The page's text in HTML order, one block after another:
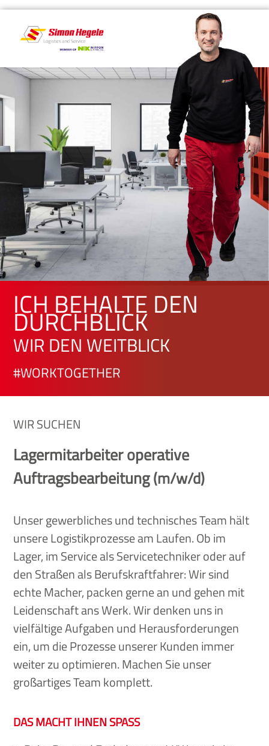
ICH BEHALTE DEN
DURCHBLICK
WIR DEN WEITBLICK
#WORKTOGETHER
WIR SUCHEN
Lagermitarbeiter operative
Auftragsbearbeitung(m/w/d)
Unser gewerbliches und technisches Team hält
unsere Logistikprozesse am Laufen. Ob im
Lager, im Service als Servicetechniker oder auf
den Straßen als Berufskraftfahrer: Wir sind
echte Macher, packen gerne an und gehen mit
Leidenschaft ans Werk. Wir denken uns in
vielfältige Aufgaben und Herausforderungen
ein, um die Prozesse unserer Kunden immer
weiter zu optimieren. Machen Sie unser
großartiges Team komplett.
DAS MACHT IHNEN SPASS